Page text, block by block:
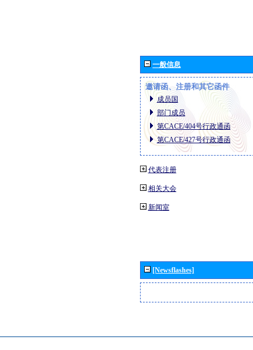
一般信息
邀请函、注册和其它函件
成员国
部门成员
第CACE/404号行政通函
第CACE/427号行政通函
代表注册
相关大会
新闻室
[Newsflashes]